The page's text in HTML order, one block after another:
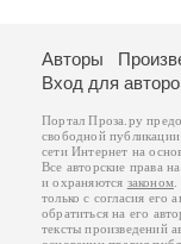
Авторы
Вход для
Портал Проза.ру
свободной
сети Интернет на
Все авторские права
и охраняются законом
только с согласия его
обратиться на его
тексты произведений